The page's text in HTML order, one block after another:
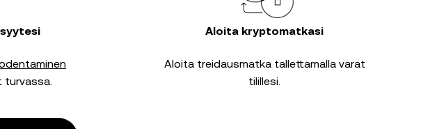
turvassa.
Aloita kryptomatkasi
Aloita treidausmatka tallettamalla varat
tilillesi.